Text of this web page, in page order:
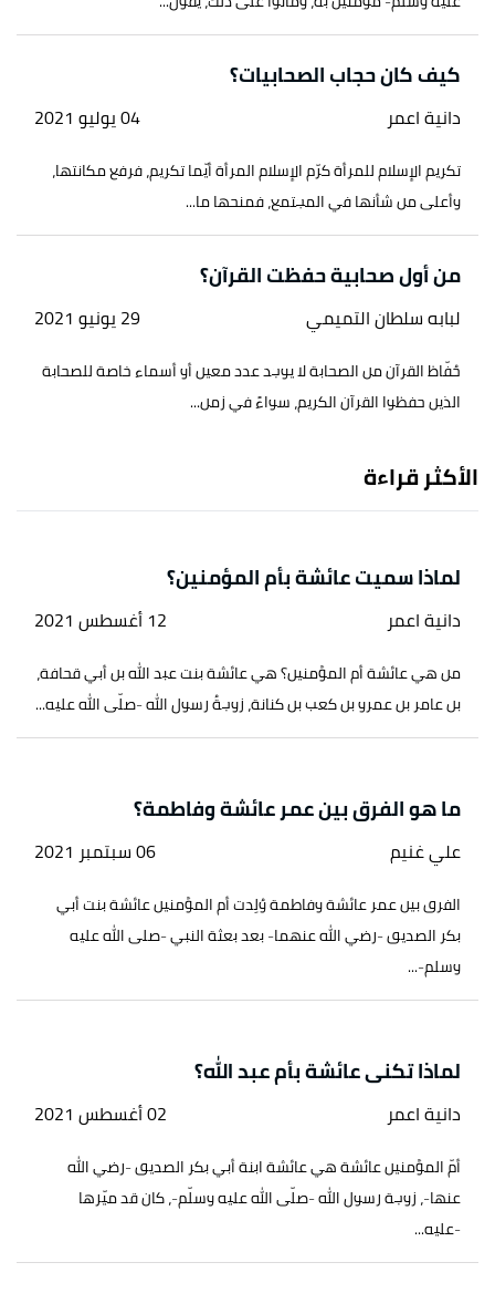
كيف كان حجاب الصحابيات؟
دانية اعمر 04 يوليو 2021
تكريم الإسلام للمرأة كرّم الإسلام المرأة أيّما تكريم، فرفع مكانتها،
وأعلى من شأنها في المجتمع، فمنحها ما...
من أول صحابية حفظت القرآن؟
لبابه سلطان التميمي 29 يونيو 2021
حُفّاظ القرآن من الصحابة لا يوجد عدد معين أو أسماء خاصة للصحابة
الذين حفظوا القرآن الكريم، سواءً في زمن...
الأكثر قراءة
لماذا سميت عائشة بأم المؤمنين؟
دانية اعمر 12 أغسطس 2021
من هي عائشة أم المؤمنين؟ هي عائشة بنت عبد الله بن أبي قحافة،
بن عامر بن عمرو بن كعب بن كنانة، زوجةُ رسول الله -صلّى الله عليه...
ما هو الفرق بين عمر عائشة وفاطمة؟
علي غنيم 06 سبتمبر 2021
الفرق بين عمر عائشة وفاطمة وُلِدت أم المؤمنين عائشة بنت أبي
بكر الصديق -رضي الله عنهما- بعد بعثة النبي -صلى الله عليه
وسلم-...
لماذا تكنى عائشة بأم عبد الله؟
دانية اعمر 02 أغسطس 2021
أمّ المؤمنين عائشة هي عائشة ابنة أبي بكر الصديق -رضي الله
عنها-، زوجة رسول الله -صلّى الله عليه وسلّم-، كان قد ميّزها
-عليه...